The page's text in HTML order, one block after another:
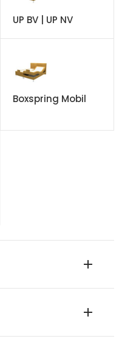
UP BV | UP NV
Boxspring Mobil